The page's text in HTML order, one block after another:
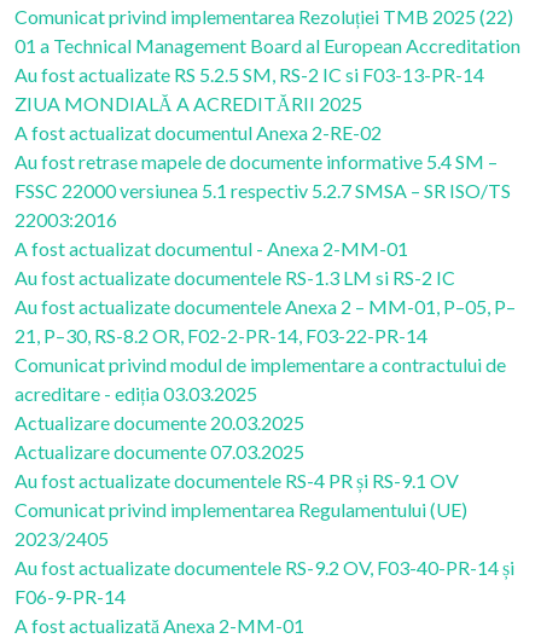
Comunicat privind implementarea Rezoluției TMB 2025 (22)
01 a Technical Management Board al European Accreditation
Au fost actualizate RS 5.2.5 SM, RS-2 IC si F03-13-PR-14
ZIUA MONDIALĂ A ACREDITĂRII 2025
A fost actualizat documentul Anexa 2-RE-02
Au fost retrase mapele de documente informative 5.4 SM –
FSSC 22000 versiunea 5.1 respectiv 5.2.7 SMSA – SR ISO/TS
22003:2016
A fost actualizat documentul - Anexa 2-MM-01
Au fost actualizate documentele RS-1.3 LM si RS-2 IC
Au fost actualizate documentele Anexa 2 – MM-01, P–05, P–
21, P–30, RS-8.2 OR, F02-2-PR-14, F03-22-PR-14
Comunicat privind modul de implementare a contractului de
acreditare - ediția 03.03.2025
Actualizare documente 20.03.2025
Actualizare documente 07.03.2025
Au fost actualizate documentele RS-4 PR și RS-9.1 OV
Comunicat privind implementarea Regulamentului (UE)
2023/2405
Au fost actualizate documentele RS-9.2 OV, F03-40-PR-14 și
F06-9-PR-14
A fost actualizată Anexa 2-MM-01